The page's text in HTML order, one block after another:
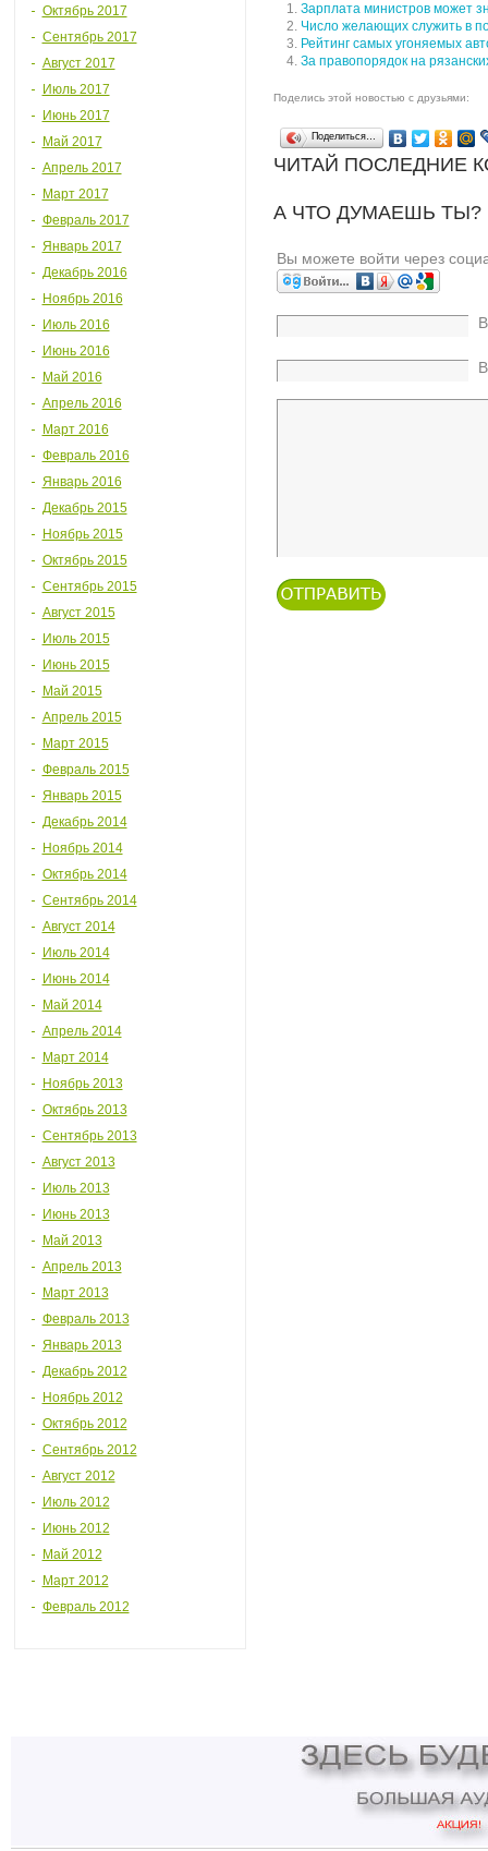
Октябрь 2017
Сентябрь 2017
Август 2017
Июль 2017
Июнь 2017
Май 2017
Апрель 2017
Март 2017
Февраль 2017
Январь 2017
Декабрь 2016
Ноябрь 2016
Июль 2016
Июнь 2016
Май 2016
Апрель 2016
Март 2016
Февраль 2016
Январь 2016
Декабрь 2015
Ноябрь 2015
Октябрь 2015
Сентябрь 2015
Август 2015
Июль 2015
Июнь 2015
Май 2015
Апрель 2015
Март 2015
Февраль 2015
Январь 2015
Декабрь 2014
Ноябрь 2014
Октябрь 2014
Сентябрь 2014
Август 2014
Июль 2014
Июнь 2014
Май 2014
Апрель 2014
Март 2014
Ноябрь 2013
Октябрь 2013
Сентябрь 2013
Август 2013
Июль 2013
Июнь 2013
Май 2013
Апрель 2013
Март 2013
Февраль 2013
Январь 2013
Декабрь 2012
Ноябрь 2012
Октябрь 2012
Сентябрь 2012
Август 2012
Июль 2012
Июнь 2012
Май 2012
Март 2012
Февраль 2012
Зарплата министров может
Число желающих служить в
Рейтинг самых угоняемых
За правопорядок на
Поделись этой новостью с друзьями:
Поделиться…
ЧИТАЙ ПОСЛЕДНИЕ
А ЧТО ДУМАЕШЬ
Вы можете войти через